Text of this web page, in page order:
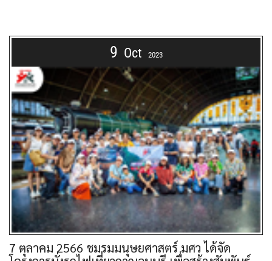
9 Oct 2023
7 ตุลาคม 2566 ชมรมมนุษยศาสตร์ มศว ได้จัด